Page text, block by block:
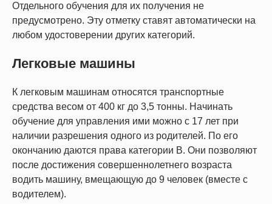
Отдельного обучения для их получения не
предусмотрено. Эту отметку ставят автоматически на
любом удостоверении других категорий.
Легковые машины
К легковым машинам относятся транспортные
средства весом от 400 кг до 3,5 тонны. Начинать
обучение для управления ими можно с 17 лет при
наличии разрешения одного из родителей. По его
окончанию даются права категории B. Они позволяют
после достижения совершеннолетнего возраста
водить машину, вмещающую до 9 человек (вместе с
водителем).